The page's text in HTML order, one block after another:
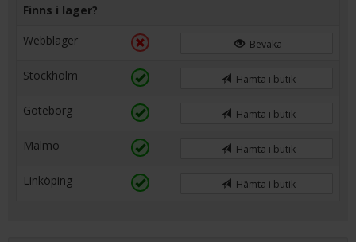
Finns i lager?
Webblager
Bevaka
Stockholm Hämta i butik
Göteborg Hämta i butik
Malmö Hämta i butik
Linköping Hämta i butik